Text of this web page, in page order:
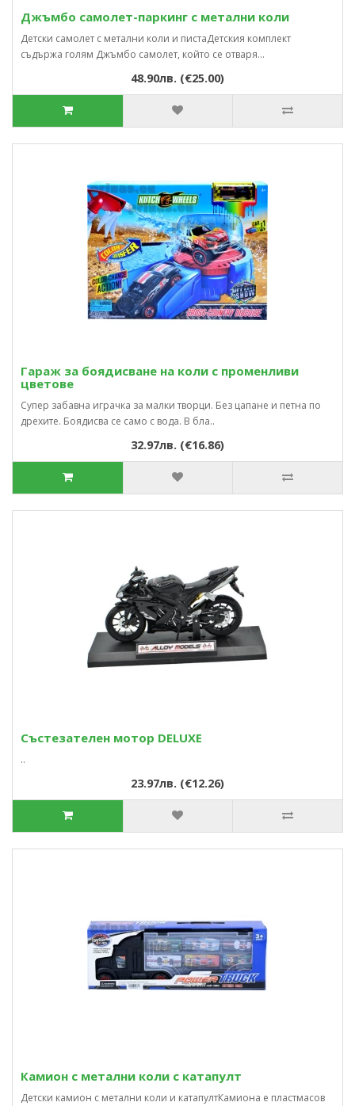
Джъмбо самолет-паркинг с метални коли
Детски самолет с метални коли и пистаДетския комплект
съдържа голям Джъмбо самолет, който се отваря...
48.90лв. (€25.00)
Гараж за боядисване на коли с променливи
цветове
Супер забавна играчка за малки творци. Без цапане и петна по
дрехите. Боядисва се само с вода. В бла..
32.97лв. (€16.86)
Състезателен мотор DELUXE
..
23.97лв. (€12.26)
Камион с метални коли с катапулт
Детски камион с метални коли и катапултКамиона е пластмасов